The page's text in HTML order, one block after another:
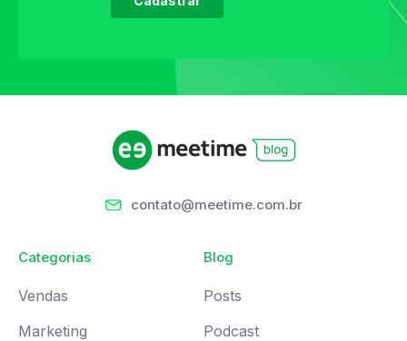
contato@meetime.com.br
Categorias
Vendas
Marketing
Blog
Posts
Podcast